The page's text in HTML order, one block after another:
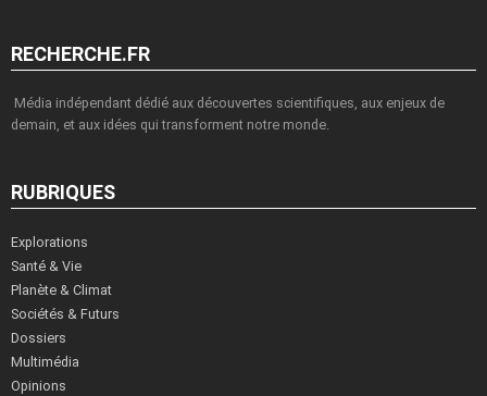
RECHERCHE.FR
Média indépendant dédié aux découvertes scientifiques, aux enjeux de
demain, et aux idées qui transforment notre monde.
RUBRIQUES
Explorations
Santé & Vie
Planète & Climat
Sociétés & Futurs
Dossiers
Multimédia
Opinions